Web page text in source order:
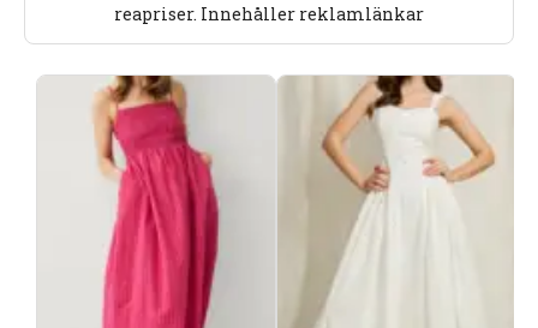
reapriser. Innehåller reklamlänkar